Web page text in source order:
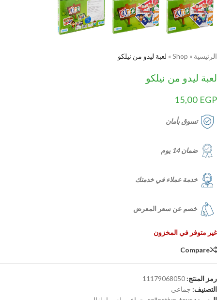
الرئيسية »
Shop
» لعبة ليدو من نيلكو
لعبة ليدو من نيلكو
15,00 EGP
تسوق بأمان
ضمان 14 يوم
خدمة عملاء في خدمتك
خصم عن سعر المعرض
غير متوفر في المخزون
Compare
رمز المنتج: 11179068050
التصنيف: جماعي